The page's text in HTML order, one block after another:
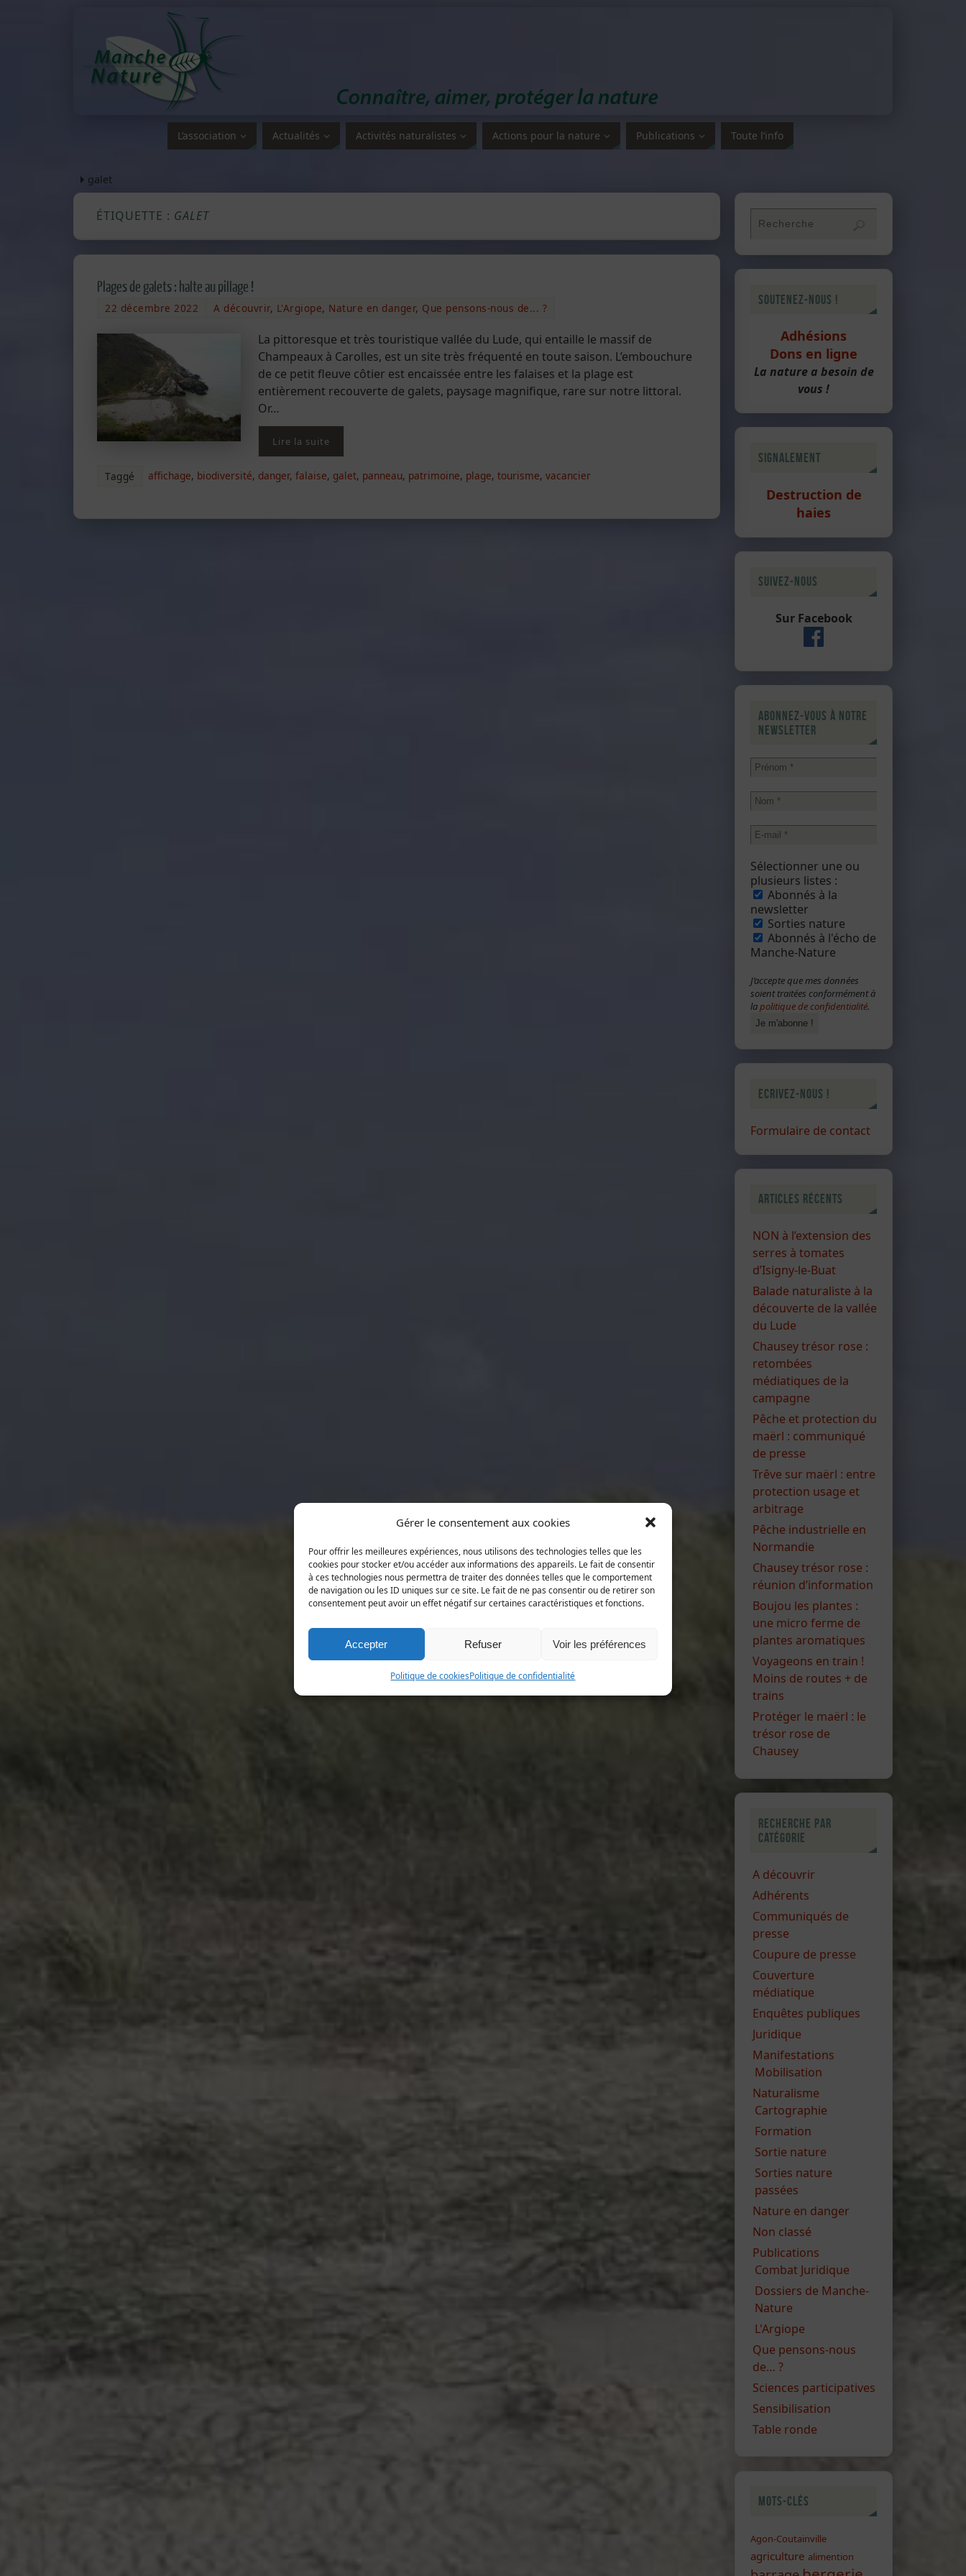
Gérer le consentement aux cookies
Pour offrir les meilleures expériences, nous utilisons des technologies telles que les
cookies pour stocker et/ou accéder aux informations des appareils. Le fait de consentir
à ces technologies nous permettra de traiter des données telles que le comportement
de navigation ou les ID uniques sur ce site. Le fait de ne pas consentir ou de retirer son
consentement peut avoir un effet négatif sur certaines caractéristiques et fonctions.
Accepter Refuser Voir les préférences
Politique de cookiesPolitique de confidentialité
L’association Actualités Activités naturalistes Actions pour la nature Publications Toute l’info
galet
ÉTIQUETTE : GALET
Plages de galets : halte au pillage !
22 décembre 2022 A découvrir, L'Argiope, Nature en danger, Que pensons-nous de... ?
La pittoresque et très touristique vallée du Lude, qui entaille le massif de
Champeaux à Carolles, est un site très fréquenté en toute saison. L’embouchure
de ce petit fleuve côtier est encaissée entre les falaises et la plage est
entièrement recouverte de galets, paysage magnifique, rare sur notre littoral.
Or…
Lire la suite
Taggé affichage, biodiversité, danger, falaise, galet, panneau, patrimoine, plage, tourisme, vacancier
Soutenez-nous !
Adhésions
Dons en ligne
La nature a besoin de
vous !
Signalement
Destruction de
haies
Suivez-nous
Sur Facebook
Abonnez-vous à notre
newsletter
Sélectionner une ou
plusieurs listes :
Abonnés à la
newsletter
Sorties nature
Abonnés à l'écho de
Manche-Nature
J’accepte que mes données
soient traitées conformément à
lapolitique de confidentialité.
Ecrivez-nous !
Formulaire de contact
Articles récents
NON à l’extension des
serres à tomates
d’Isigny-le-Buat
Balade naturaliste à la
découverte de la vallée
du Lude
Chausey trésor rose :
retombées
médiatiques de la
campagne
Pêche et protection du
maërl : communiqué
de presse
Trêve sur maërl : entre
protection usage et
arbitrage
Pêche industrielle en
Normandie
Chausey trésor rose :
réunion d’information
Boujou les plantes :
une micro ferme de
plantes aromatiques
Voyageons en train !
Moins de routes + de
trains
Protéger le maërl : le
trésor rose de
Chausey
Recherche par
catégorie
A découvrir
Adhérents
Communiqués de
presse
Coupure de presse
Couverture
médiatique
Enquêtes publiques
Juridique
Manifestations
Mobilisation
Naturalisme
Cartographie
Formation
Sortie nature
Sorties nature
passées
Nature en danger
Non classé
Publications
Combat Juridique
Dossiers de Manche-
Nature
L'Argiope
Que pensons-nous
de… ?
Sciences participatives
Sensibilisation
Table ronde
Mots-clés
Agon-Coutainville
agriculture alimention